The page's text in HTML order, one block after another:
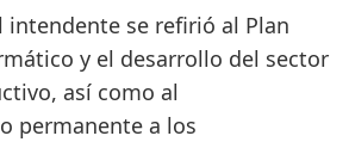
intendente se refirió al Plan
y el desarrollo del sector
así como al
permanente a los